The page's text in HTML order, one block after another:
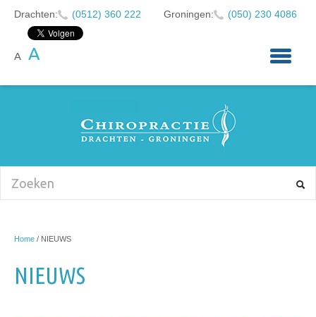
Drachten: (0512) 360 222 Groningen: (050) 230 4086
A A
HOME
KLACHTEN
CHIROPRACTIE
CONTACT
Home / NIEUWS
NIEUWS